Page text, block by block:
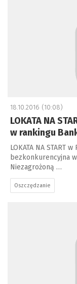
18.10.2016 (10:08)
LOKATA NA
w rankingu
LOKATA NA START
bezkonkurencyjna
Niezagrożoną …
Oszczędzanie